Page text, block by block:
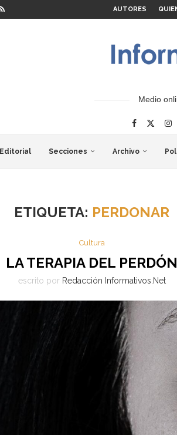
AUTORES
Medio
Editorial Secciones Archivo
ETIQUETA: PERDONAR
Cultura
LA TERAPIA DEL PERDÓN
escrito por Redacción Informativos.Net